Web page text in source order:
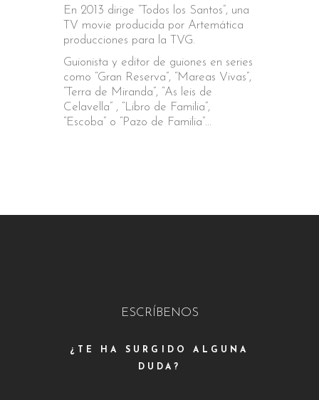
En 2013 dirige “Todos los Santos”, una
TV movie producida por Artemática
producciones para la TVG.
Guionista y editor de guiones en series
como “Gran Reserva”, “Mareas Vivas”,
“Terra de Miranda”, “As leis de
Celavella” , “Libro de Familia”,
“Escoba” o “Pazo de Familia”...
ESCRÍBENOS
¿TE HA SURGIDO ALGUNA
DUDA?